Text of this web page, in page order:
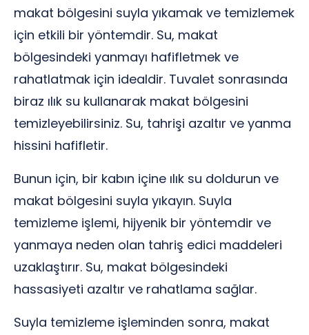
makat bölgesini suyla yıkamak ve temizlemek
için etkili bir yöntemdir. Su, makat
bölgesindeki yanmayı hafifletmek ve
rahatlatmak için idealdir. Tuvalet sonrasında
biraz ılık su kullanarak makat bölgesini
temizleyebilirsiniz. Su, tahrişi azaltır ve yanma
hissini hafifletir.
Bunun için, bir kabın içine ılık su doldurun ve
makat bölgesini suyla yıkayın. Suyla
temizleme işlemi, hijyenik bir yöntemdir ve
yanmaya neden olan tahriş edici maddeleri
uzaklaştırır. Su, makat bölgesindeki
hassasiyeti azaltır ve rahatlama sağlar.
Suyla temizleme işleminden sonra, makat